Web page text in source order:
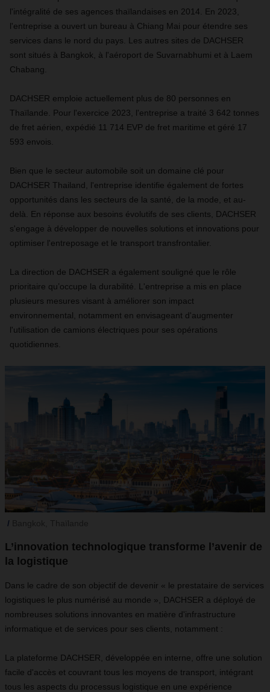
l'intégralité de ses agences thaïlandaises en 2014. En 2023,
l'entreprise a ouvert un bureau à Chiang Mai pour étendre ses
services dans le nord du pays. Les autres sites de DACHSER
sont situés à Bangkok, à l'aéroport de Suvarnabhumi et à Laem
Chabang.
DACHSER emploie actuellement plus de 80 personnes en
Thaïlande. Pour l'exercice 2023, l'entreprise a traité 3 642 tonnes
de fret aérien, expédié 11 714 EVP de fret maritime et géré 17
593 envois.
Bien que le secteur automobile soit un domaine clé pour
DACHSER Thailand, l'entreprise identifie également de fortes
opportunités dans les secteurs de la santé, de la mode, et au-
delà. En réponse aux besoins évolutifs de ses clients, DACHSER
s'engage à développer de nouvelles solutions et innovations pour
optimiser l'entreposage et le transport transfrontalier.
La direction de DACHSER a également souligné que le rôle
prioritaire qu’occupe la durabilité. L'entreprise a mis en place
plusieurs mesures visant à améliorer son impact
environnemental, notamment en envisageant d'augmenter
l'utilisation de camions électriques pour ses opérations
quotidiennes.
L’innovation technologique transforme l’avenir de
la logistique
Dans le cadre de son objectif de devenir « le prestataire de services
logistiques le plus numérisé au monde », DACHSER a déployé de
nombreuses solutions innovantes en matière d'infrastructure
informatique et de services pour ses clients, notamment :
La plateforme DACHSER, développée en interne, offre une solution
facile d'accès et couvrant tous les moyens de transport, intégrant
tous les aspects du processus logistique en une expérience